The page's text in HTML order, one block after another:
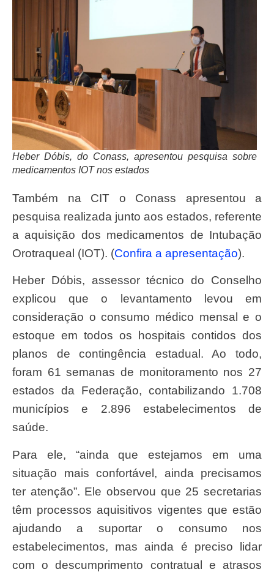
Heber Dóbis, do Conass, apresentou pesquisa sobre
medicamentos IOT nos estados
Também na CIT o Conass apresentou a
pesquisa realizada junto aos estados, referente
a aquisição dos medicamentos de Intubação
Orotraqueal (IOT). (Confira a apresentação).
Heber Dóbis, assessor técnico do Conselho
explicou que o levantamento levou em
consideração o consumo médico mensal e o
estoque em todos os hospitais contidos dos
planos de contingência estadual. Ao todo,
foram 61 semanas de monitoramento nos 27
estados da Federação, contabilizando 1.708
municípios e 2.896 estabelecimentos de
saúde.
Para ele, “ainda que estejamos em uma
situação mais confortável, ainda precisamos
ter atenção”. Ele observou que 25 secretarias
têm processos aquisitivos vigentes que estão
ajudando a suportar o consumo nos
estabelecimentos, mas ainda é preciso lidar
com o descumprimento contratual e atrasos